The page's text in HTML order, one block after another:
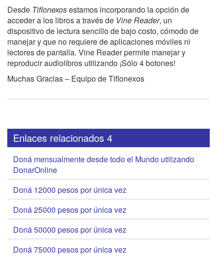
Desde Tiflonexosestamos incorporando la opción de
acceder a los libros a través de Vine Reader, un
dispositivo de lectura sencillo de bajo costo, cómodo de
manejar y que no requiere de aplicaciones móviles ni
lectores de pantalla. Vine Reader permite manejar y
reproducir audiolibros utilizando ¡Sólo 4 botones!
Muchas Gracias – Equipo de Tiflonexos
Enlaces relacionados 4
Doná mensualmente desde todo el Mundo utilizando
DonarOnline
Doná 12000 pesos por única vez
Doná 25000 pesos por única vez
Doná 50000 pesos por única vez
Doná 75000 pesos por única vez